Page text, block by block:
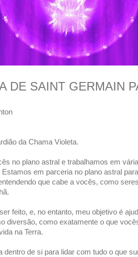
DE SAINT GERMAIN
da Chama Violeta.
no plano astral e trabalhamos em
em parceria no plano astral
que cabe a vocês, como
feito, e, no entanto, meu objetivo é
diversão, como exatamente o que
na Terra.
dentro de si para lidar com tudo o que